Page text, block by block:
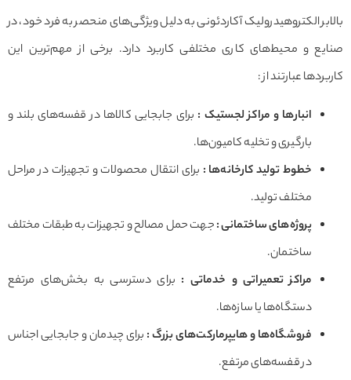
بالابر الکتروهیدرولیک آکاردئونی به دلیل ویژگی‌های منحصر به فرد خود، در
صنایع و محیط‌های کاری مختلفی کاربرد دارد. برخی از مهم‌ترین این
کاربردها عبارتند از :
انبارها و مراکز لجستیک : برای جابجایی کالاها در قفسه‌های بلند و
بارگیری و تخلیه کامیون‌ها.
خطوط تولید کارخانه‌ها : برای انتقال محصولات و تجهیزات در مراحل
مختلف تولید.
پروژه‌های ساختمانی:جهت حمل مصالح و تجهیزات به طبقات مختلف
ساختمان.
مراکز تعمیراتی و خدماتی : برای دسترسی به بخش‌های مرتفع
دستگاه‌ها یا سازه‌ها.
فروشگاه‌ها و هایپرمارکت‌های بزرگ: برای چیدمان و جابجایی اجناس
در قفسه‌های مرتفع.